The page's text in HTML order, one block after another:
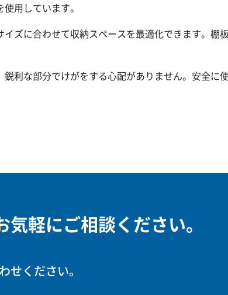
使用しています。
ズに合わせて収納スペースを最適化できます。棚
鋭利な部分でけがをする心配がありません。安全に
軽にご相談ください。
せください。